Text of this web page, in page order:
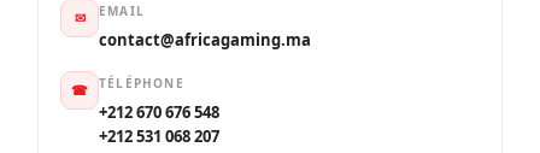
✉ EMAIL
contact@africagaming.ma
☎ TÉLÉPHONE
+212 670 676 548
+212 531 068 207